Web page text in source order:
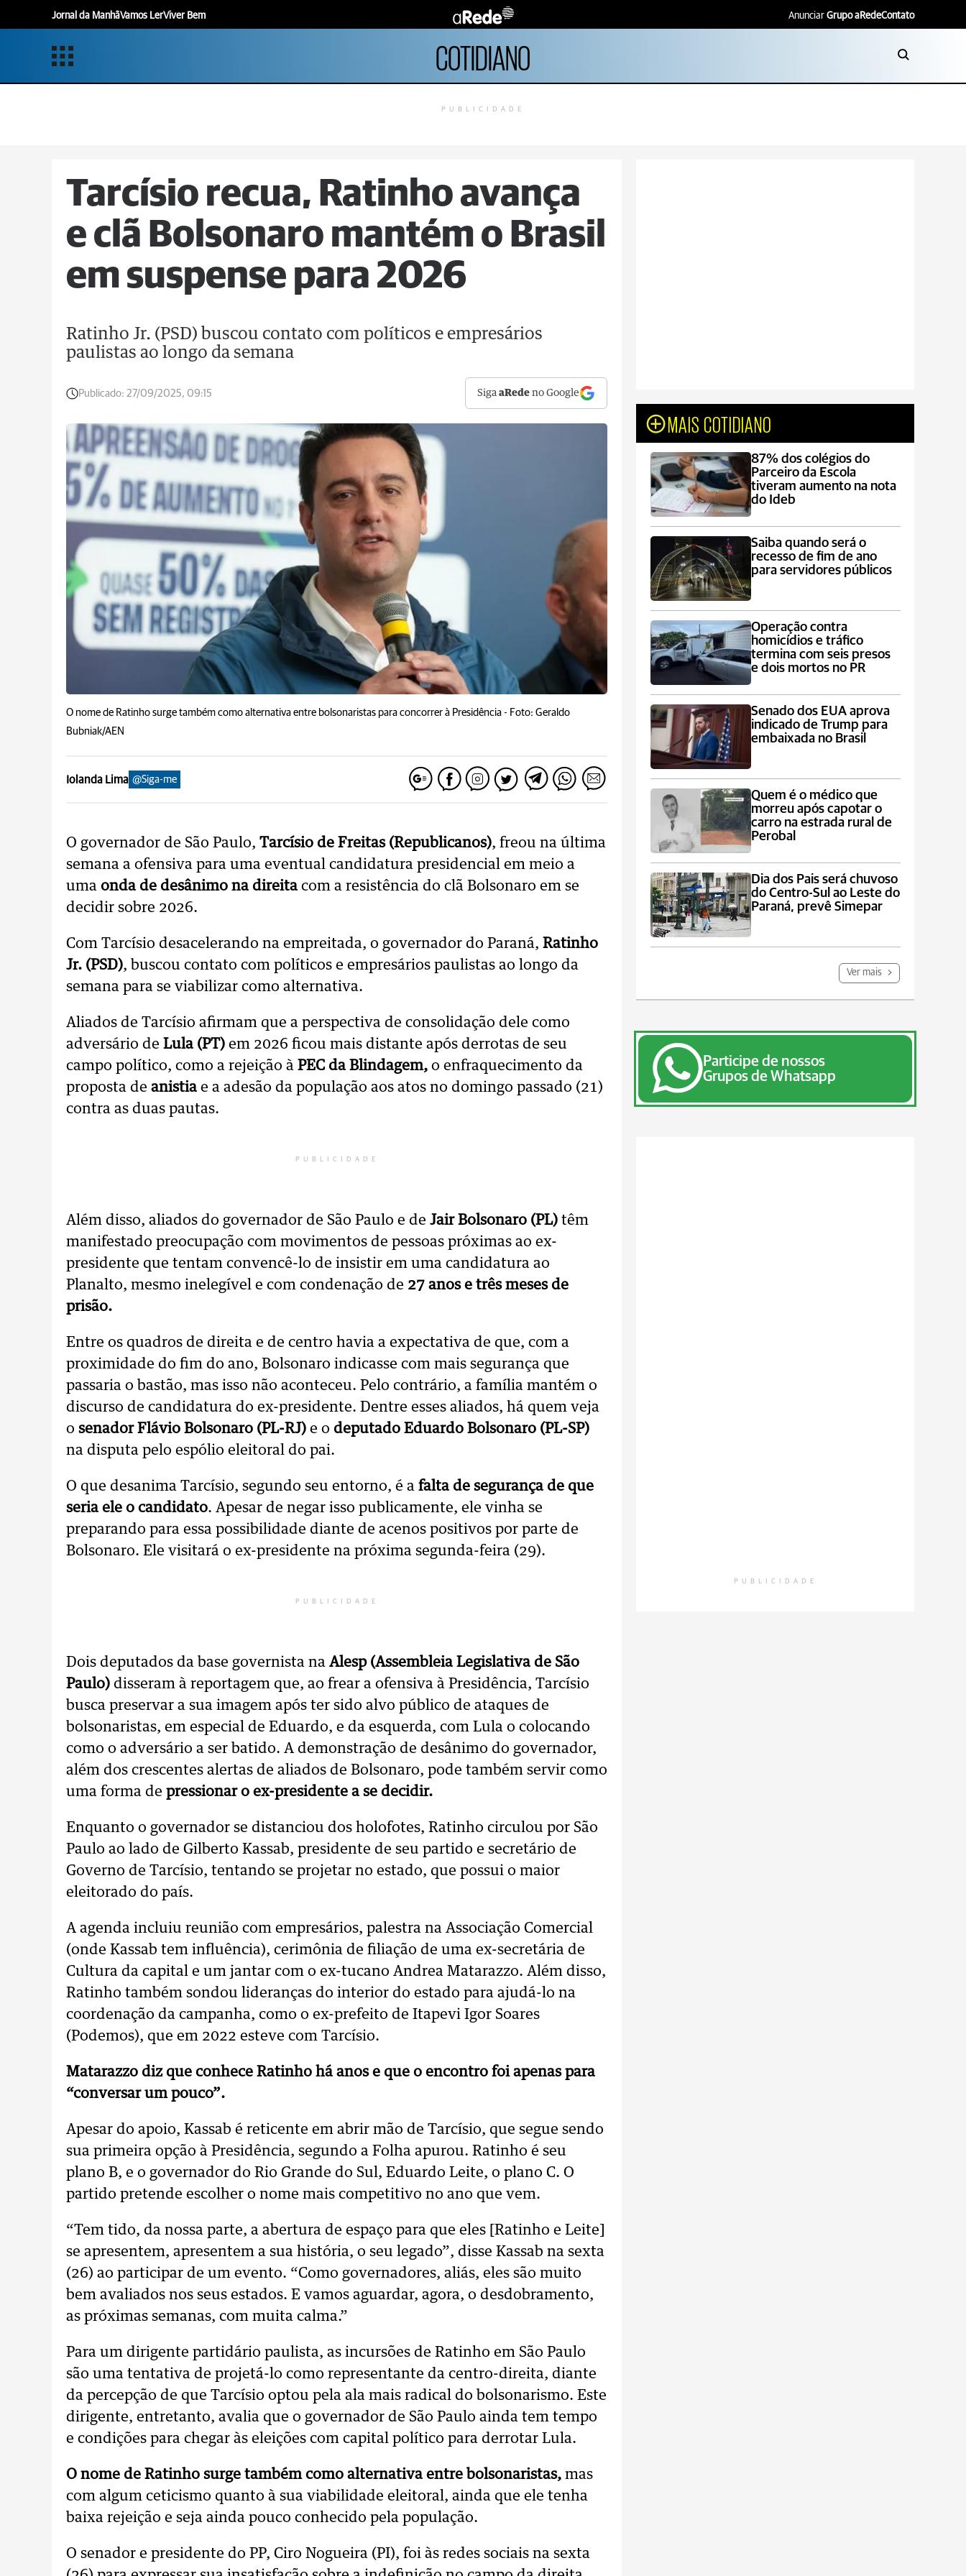
Jornal da ManhãVamos LerViver Bem Anunciar Grupo aRedeContato
COTIDIANO
PUBLICIDADE
Tarcísio recua, Ratinho avança
e clã Bolsonaro mantém o Brasil
em suspense para 2026
Ratinho Jr. (PSD) buscou contato com políticos e empresários
paulistas ao longo da semana
Publicado: 27/09/2025, 09:15 SigaaRede no Google
O nome de Ratinho surge também como alternativa entre bolsonaristas para concorrer à Presidência - Foto: Geraldo
Bubniak/AEN
Iolanda Lima @Siga-me
O governador de São Paulo, Tarcísio de Freitas (Republicanos), freou na última
semana a ofensiva para uma eventual candidatura presidencial em meio a
uma onda de desânimo na direita com a resistência do clã Bolsonaro em se
decidir sobre 2026.
Com Tarcísio desacelerando na empreitada, o governador do Paraná, Ratinho
Jr. (PSD), buscou contato com políticos e empresários paulistas ao longo da
semana para se viabilizar como alternativa.
Aliados de Tarcísio afirmam que a perspectiva de consolidação dele como
adversário de Lula (PT) em 2026 ficou mais distante após derrotas de seu
campo político, como a rejeição à PEC da Blindagem, o enfraquecimento da
proposta de anistiae a adesão da população aos atos no domingo passado (21)
contra as duas pautas.
PUBLICIDADE
Além disso, aliados do governador de São Paulo e de Jair Bolsonaro (PL) têm
manifestado preocupação com movimentos de pessoas próximas ao ex-
presidente que tentam convencê-lo de insistir em uma candidatura ao
Planalto, mesmo inelegível e com condenação de 27 anos e três meses de
prisão.
Entre os quadros de direita e de centro havia a expectativa de que, com a
proximidade do fim do ano, Bolsonaro indicasse com mais segurança que
passaria o bastão, mas isso não aconteceu. Pelo contrário, a família mantém o
discurso de candidatura do ex-presidente. Dentre esses aliados, há quem veja
o senador Flávio Bolsonaro (PL-RJ) e o deputado Eduardo Bolsonaro (PL-SP)
na disputa pelo espólio eleitoral do pai.
O que desanima Tarcísio, segundo seu entorno, é a falta de segurança de que
seria ele o candidato. Apesar de negar isso publicamente, ele vinha se
preparando para essa possibilidade diante de acenos positivos por parte de
Bolsonaro. Ele visitará o ex-presidente na próxima segunda-feira (29).
PUBLICIDADE
Dois deputados da base governista na Alesp (Assembleia Legislativa de São
Paulo) disseram à reportagem que, ao frear a ofensiva à Presidência, Tarcísio
busca preservar a sua imagem após ter sido alvo público de ataques de
bolsonaristas, em especial de Eduardo, e da esquerda, com Lula o colocando
como o adversário a ser batido. A demonstração de desânimo do governador,
além dos crescentes alertas de aliados de Bolsonaro, pode também servir como
uma forma de pressionar o ex-presidente a se decidir.
Enquanto o governador se distanciou dos holofotes, Ratinho circulou por São
Paulo ao lado de Gilberto Kassab, presidente de seu partido e secretário de
Governo de Tarcísio, tentando se projetar no estado, que possui o maior
eleitorado do país.
A agenda incluiu reunião com empresários, palestra na Associação Comercial
(onde Kassab tem influência), cerimônia de filiação de uma ex-secretária de
Cultura da capital e um jantar com o ex-tucano Andrea Matarazzo. Além disso,
Ratinho também sondou lideranças do interior do estado para ajudá-lo na
coordenação da campanha, como o ex-prefeito de Itapevi Igor Soares
(Podemos), que em 2022 esteve com Tarcísio.
Matarazzo diz que conhece Ratinho há anos e que o encontro foi apenas para
“conversar um pouco”.
Apesar do apoio, Kassab é reticente em abrir mão de Tarcísio, que segue sendo
sua primeira opção à Presidência, segundo a Folha apurou. Ratinho é seu
plano B, e o governador do Rio Grande do Sul, Eduardo Leite, o plano C. O
partido pretende escolher o nome mais competitivo no ano que vem.
“Tem tido, da nossa parte, a abertura de espaço para que eles [Ratinho e Leite]
se apresentem, apresentem a sua história, o seu legado”, disse Kassab na sexta
(26) ao participar de um evento. “Como governadores, aliás, eles são muito
bem avaliados nos seus estados. E vamos aguardar, agora, o desdobramento,
as próximas semanas, com muita calma.”
Para um dirigente partidário paulista, as incursões de Ratinho em São Paulo
são uma tentativa de projetá-lo como representante da centro-direita, diante
da percepção de que Tarcísio optou pela ala mais radical do bolsonarismo. Este
dirigente, entretanto, avalia que o governador de São Paulo ainda tem tempo
e condições para chegar às eleições com capital político para derrotar Lula.
O nome de Ratinho surge também como alternativa entre bolsonaristas, mas
com algum ceticismo quanto à sua viabilidade eleitoral, ainda que ele tenha
baixa rejeição e seja ainda pouco conhecido pela população.
O senador e presidente do PP, Ciro Nogueira (PI), foi às redes sociais na sexta
MAIS COTIDIANO
87% dos colégios do
Parceiro da Escola
tiveram aumento na nota
do Ideb
Saiba quando será o
recesso de fim de ano
para servidores públicos
Operação contra
homicídios e tráfico
termina com seis presos
e dois mortos no PR
Senado dos EUA aprova
indicado de Trump para
embaixada no Brasil
Quem é o médico que
morreu após capotar o
carro na estrada rural de
Perobal
Dia dos Pais será chuvoso
do Centro-Sul ao Leste do
Paraná, prevê Simepar
Ver mais
Participe de nossos
Grupos de Whatsapp
PUBLICIDADE